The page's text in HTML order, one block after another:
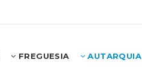
FREGUESIA AUTARQUIA